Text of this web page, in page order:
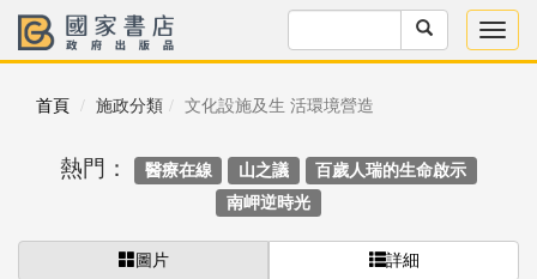
首頁 施政分類 文化設施及生 活環境營造
熱門： 醫療在線 山之議
百歲人瑞的生命啟示
南岬逆時光
圖片 詳細